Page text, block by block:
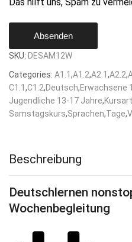
Absenden
SKU: DESAM12W
Categories: A1.1 ,A1.2,A2.1 ,A2.2,
C1.1 ,C1.2,Deutsch,Erwachsene
Jugendliche 13-17 Jahre,Kursart
Samstagskurs,Sprachen,Tage,
Beschreibung
Deutschlernen
Wochenbegleitung